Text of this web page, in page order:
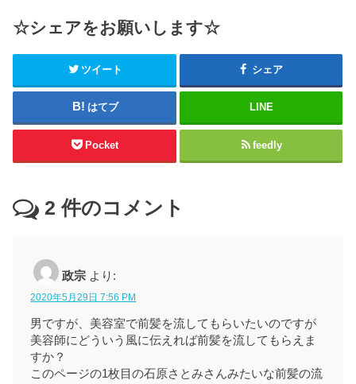
☆シェアをお願いします☆
ツイート シェア
はてブ LINE
Pocket feedly
2 件のコメント
政宗 より:
2020年5月29日 7:56 PM
男ですが、美容室で前髪を流してもらいたいのですが
美容師にどういう風に伝えれば前髪を流してもらえま
すか？
このページの1枚目の石原さとみさんみたいな前髪の流